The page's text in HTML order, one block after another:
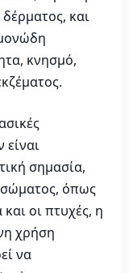
και
κνησμό,
είναι
σημασία,
σώματος, όπως
οι πτυχές, η
χρήση
να